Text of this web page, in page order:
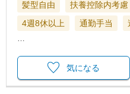
髪型自由 扶養控除内考慮
4週8休以上
通勤手当
気になる